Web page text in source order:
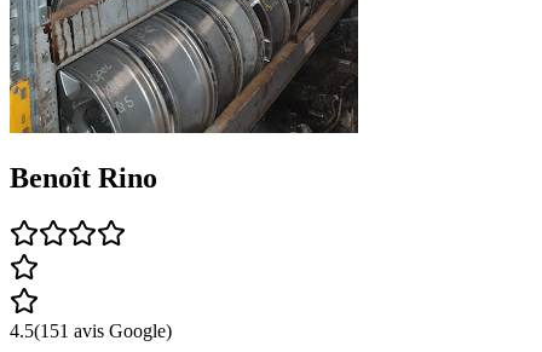
Benoît Rino
4.5(151 avis Google)